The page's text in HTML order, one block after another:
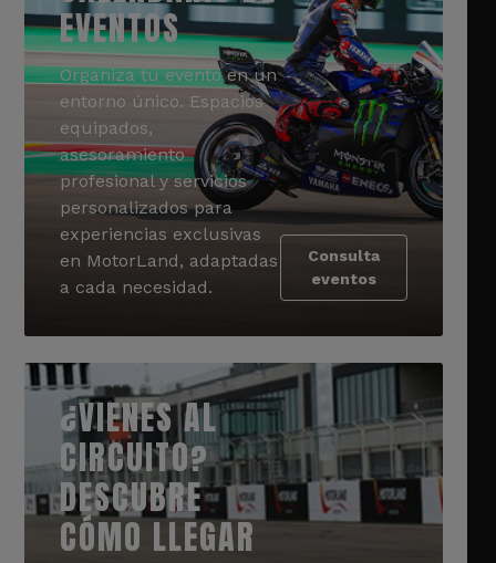
EVENTOS
Organiza tu evento en un
entorno único. Espacios
equipados,
asesoramiento
profesional y servicios
personalizados para
experiencias exclusivas
en MotorLand, adaptadas
a cada necesidad.
Consulta
eventos
¿VIENES AL
CIRCUITO?
DESCUBRE
CÓMO LLEGAR